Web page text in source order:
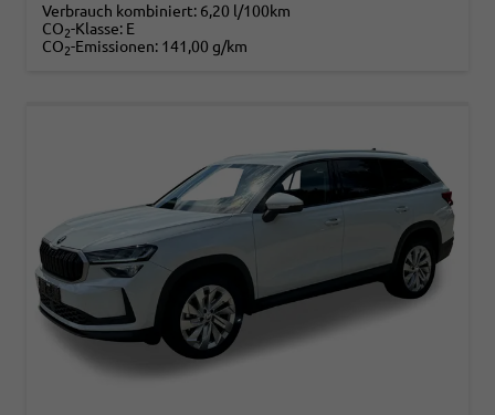
Verbrauch kombiniert: 6,20 l/100km
CO2-Klasse: E
CO2-Emissionen: 141,00 g/km